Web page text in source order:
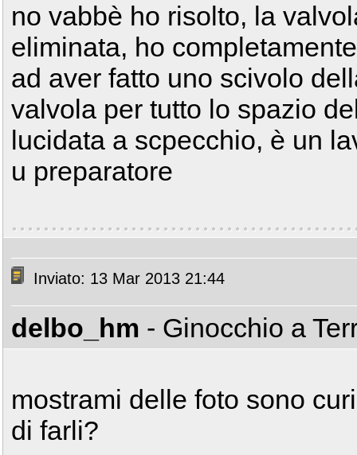
no vabbè ho risolto, la
eliminata, ho
ad aver fatto uno scivolo
valvola per tutto lo spazio
lucidata a scpecchio, è un
u preparatore
Inviato: 13 Mar 2013 21:44
delbo_hm - Ginocchio a
mostrami delle foto sono
di farli?